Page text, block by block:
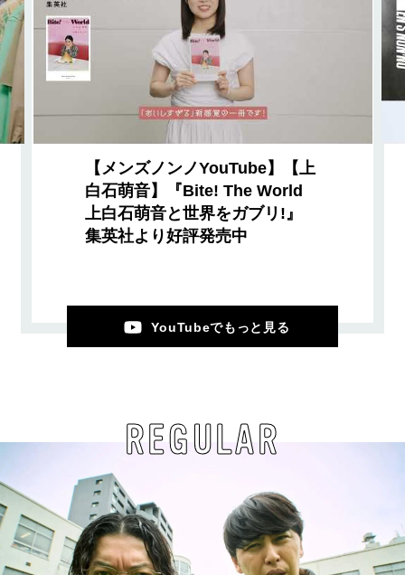
【メンズノンノYouTube】【上
白石萌音】『Bite! The World
上白石萌音と世界をガブリ!』
集英社より好評発売中
YouTubeでもっと見る
REGULAR